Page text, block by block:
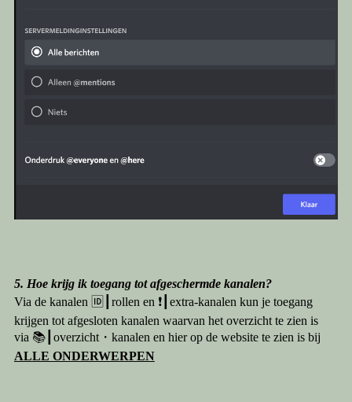
5. Hoe krijg ik toegang tot afgeschermde kanalen?
Via de kanalen 🆔┃rollen en ❗┃extra-kanalen kun je toegang
krijgen tot afgesloten kanalen waarvan het overzicht te zien is
via 📚┃overzicht・kanalen en hier op de website te zien is bij
ALLE ONDERWERPEN